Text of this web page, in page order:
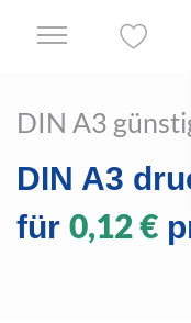
DIN A3
DIN A3
für 0,12 €